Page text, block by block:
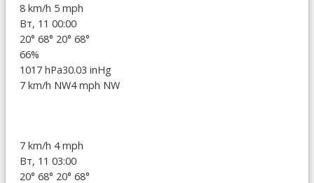
8 km/h 5 mph
Вт, 11 00:00
20° 68° 20° 68°
66%
1017 hPa30.03 inHg
7 km/h NW4 mph NW
7 km/h 4 mph
Вт, 11 03:00
20° 68° 20° 68°